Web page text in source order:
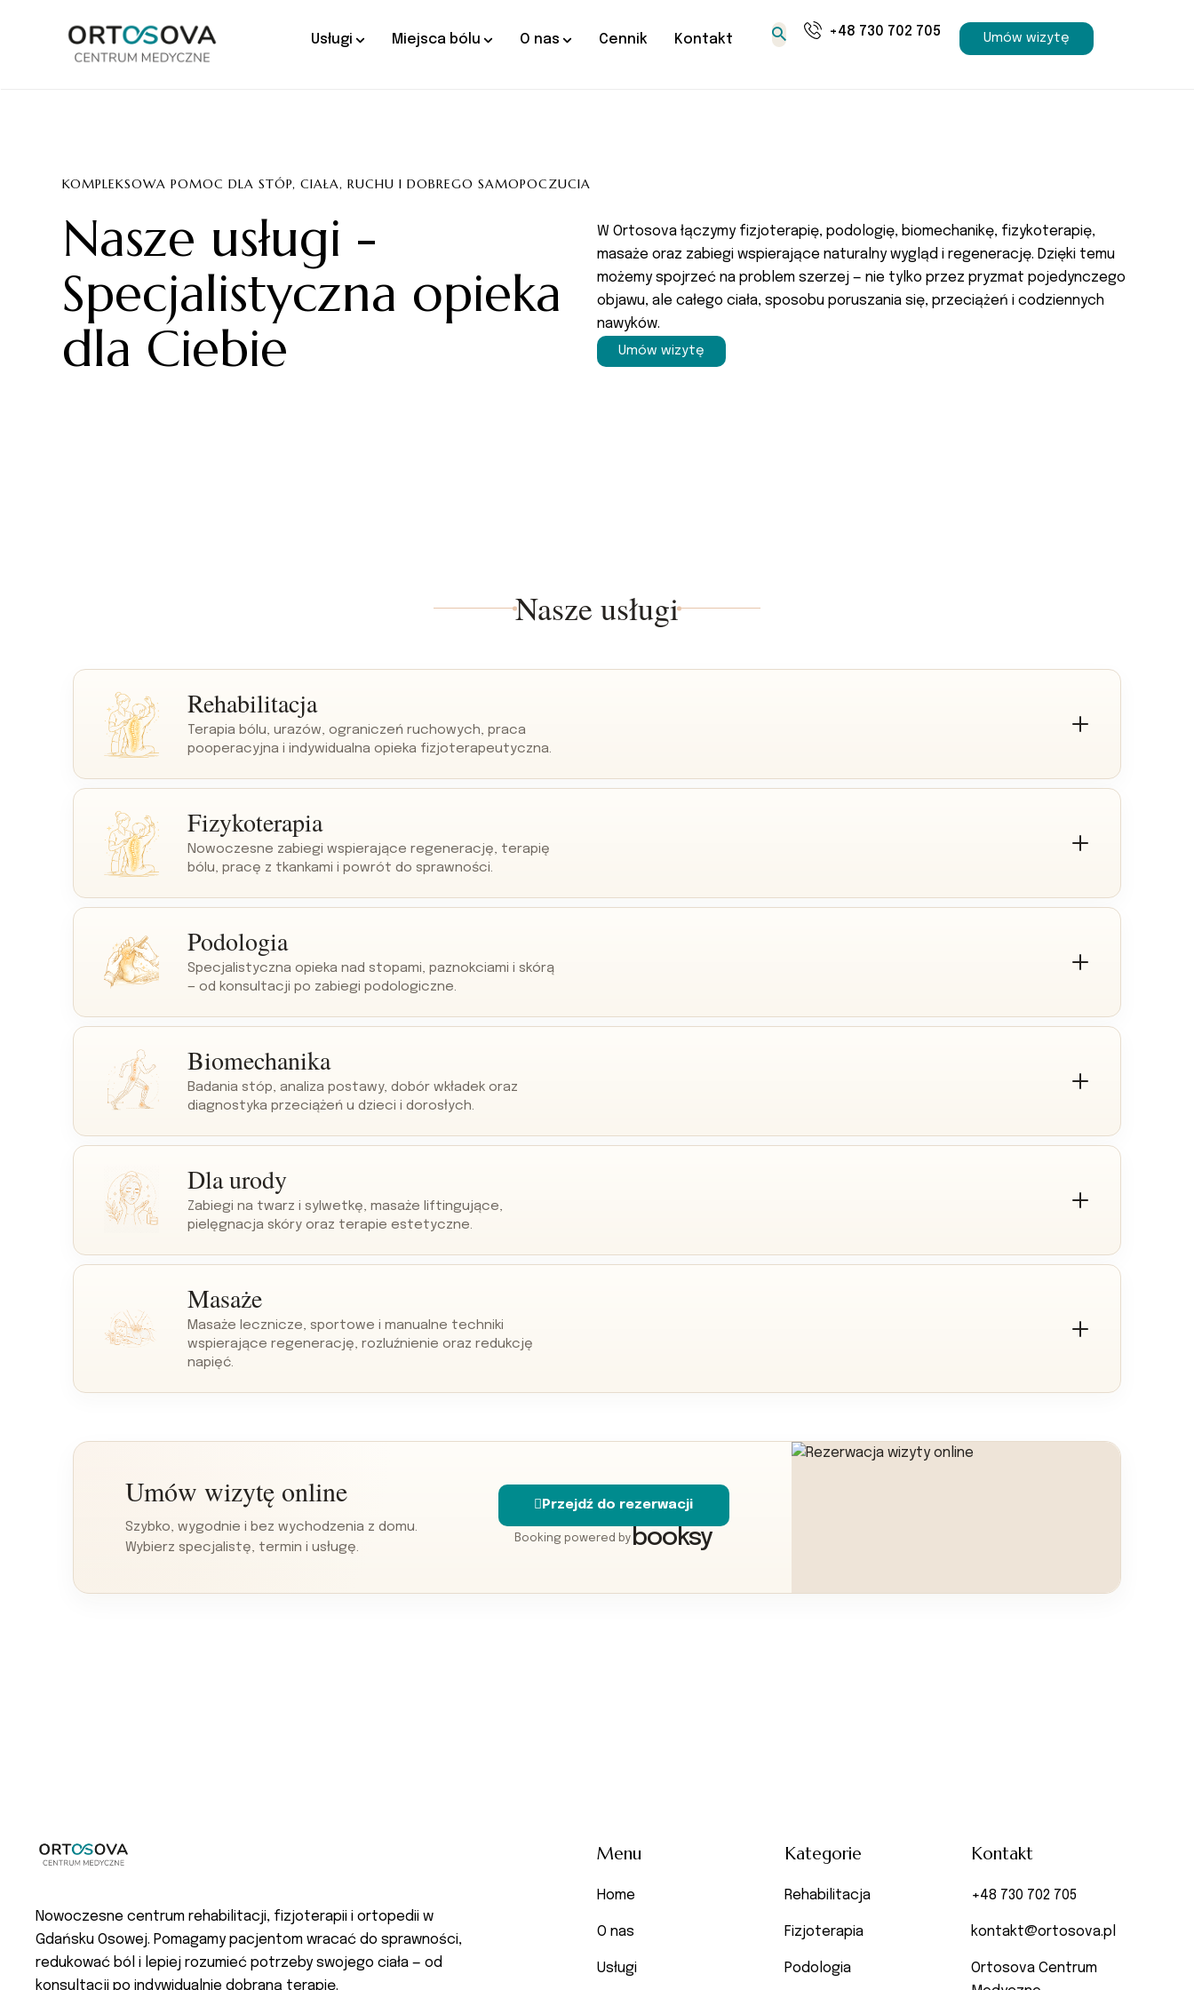
Usługi Miejsca bólu O nas Cennik Kontakt
+48 730 702 705 Umów wizytę
KOMPLEKSOWA POMOC DLA STÓP, CIAŁA, RUCHU I DOBREGO SAMOPOCZUCIA
Nasze usługi -
Specjalistyczna opieka
dla Ciebie
W Ortosova łączymy fizjoterapię, podologię, biomechanikę, fizykoterapię,
masaże oraz zabiegi wspierające naturalny wygląd i regenerację. Dzięki temu
możemy spojrzeć na problem szerzej — nie tylko przez pryzmat pojedynczego
objawu, ale całego ciała, sposobu poruszania się, przeciążeń i codziennych
nawyków.
Umów wizytę
Nasze usługi
Rehabilitacja
Terapia bólu, urazów, ograniczeń ruchowych, praca
pooperacyjna i indywidualna opieka fizjoterapeutyczna.
Fizykoterapia
Nowoczesne zabiegi wspierające regenerację, terapię
bólu, pracę z tkankami i powrót do sprawności.
Podologia
Specjalistyczna opieka nad stopami, paznokciami i skórą
— od konsultacji po zabiegi podologiczne.
Biomechanika
Badania stóp, analiza postawy, dobór wkładek oraz
diagnostyka przeciążeń u dzieci i dorosłych.
Dla urody
Zabiegi na twarz i sylwetkę, masaże liftingujące,
pielęgnacja skóry oraz terapie estetyczne.
Masaże
Masaże lecznicze, sportowe i manualne techniki
wspierające regenerację, rozluźnienie oraz redukcję
napięć.
Umów wizytę online
Szybko, wygodnie i bez wychodzenia z domu.
Wybierz specjalistę, termin i usługę.
Przejdź do rezerwacji
Booking powered by booksy
Nowoczesne centrum rehabilitacji, fizjoterapii i ortopedii w
Gdańsku Osowej. Pomagamy pacjentom wracać do sprawności,
redukować ból i lepiej rozumieć potrzeby swojego ciała — od
konsultacji po indywidualnie dobraną terapię.
Menu
Home
O nas
Usługi
Kategorie
Rehabilitacja
Fizjoterapia
Podologia
Kontakt
+48 730 702 705
kontakt@ortosova.pl
Ortosova Centrum